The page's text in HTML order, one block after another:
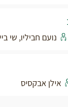
נועם חביליו, שי
אילן אבקסיס